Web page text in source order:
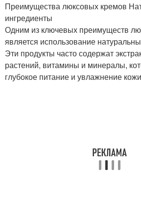
Преимущества люксовых кремов
ингредиенты
Одним из ключевых преимуществ
является использование
Эти продукты часто содержат
растений, витамины и минералы,
глубокое питание и увлажнение